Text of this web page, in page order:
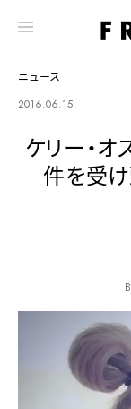
ニュース
2016.06.15
ケリー・
件を受け